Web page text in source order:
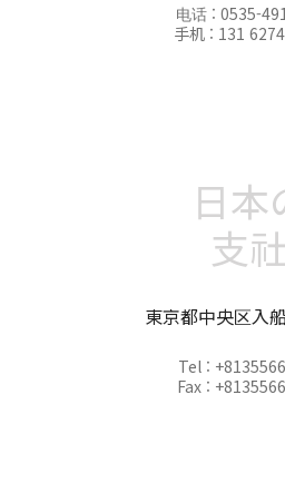
电话 : 0535-
手机 : 131
日本
支社
東京都中央区入
Tel :
Fax :